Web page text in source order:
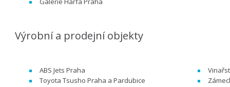
Výrobní a prodejní objekty
ABS Jets Praha
Toyota Tsusho Praha a Pardubice